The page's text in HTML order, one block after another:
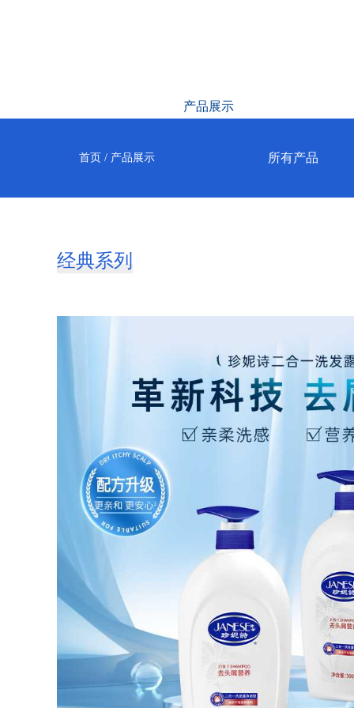
产品展示
首页 / 产品展示 所有产品
经典系列